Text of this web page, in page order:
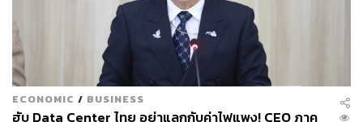
ภาพ: Auster Pics / Shutterstock
สามารถติดตาม THE STANDARD WEALTH
ผ่านแอปพลิเคชันต่างๆ ที่คุณสะดวกหรือใช้งานอยู่แล้วได้เลย
ECONOMIC / BUSINESS
ฮับ Data Center ไทย อย่าแลกกับค่าไฟแพง! CEO ภาค